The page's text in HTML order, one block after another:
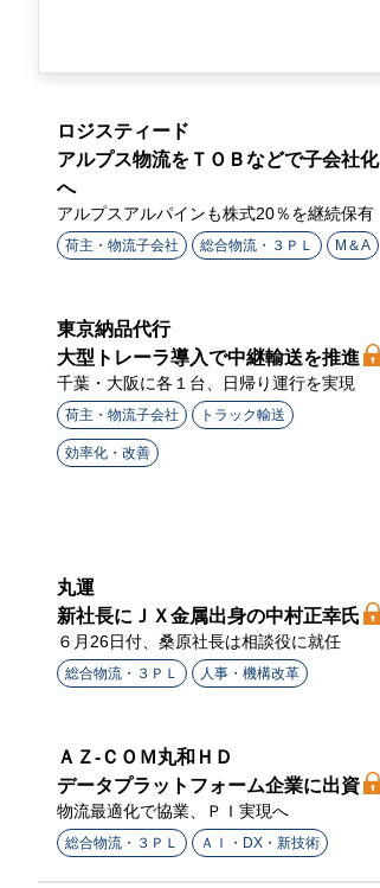
ロジスティード
アルプス物流をＴＯＢなどで子会社化
へ
アルプスアルパインも株式20％を継続保有
荷主・物流子会社 総合物流・３ＰＬ M＆A
東京納品代行
大型トレーラ導入で中継輸送を推進
千葉・大阪に各１台、日帰り運行を実現
荷主・物流子会社 トラック輸送
効率化・改善
丸運
新社長にＪＸ金属出身の中村正幸氏
６月26日付、桑原社長は相談役に就任
総合物流・３ＰＬ 人事・機構改革
ＡＺ‐ＣＯＭ丸和ＨＤ
データプラットフォーム企業に出資
物流最適化で協業、ＰＩ実現へ
総合物流・３ＰＬ ＡＩ・DX・新技術